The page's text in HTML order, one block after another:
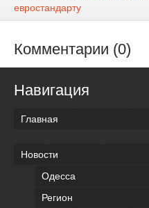
евростандарту
Комментарии (0)
Навигация
Главная
Новости
Одесса
Регион